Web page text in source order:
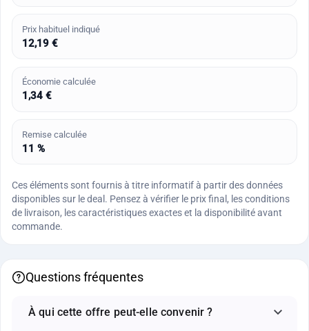
Prix habituel indiqué
12,19 €
Économie calculée
1,34 €
Remise calculée
11 %
Ces éléments sont fournis à titre informatif à partir des données
disponibles sur le deal. Pensez à vérifier le prix final, les conditions
de livraison, les caractéristiques exactes et la disponibilité avant
commande.
Questions fréquentes
À qui cette offre peut-elle convenir ?